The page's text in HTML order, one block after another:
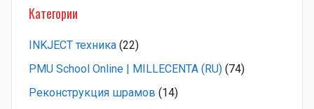
Категории
INKJECT техника (22)
PMU School Online | MILLECENTA (RU) (74)
Pеконструкция шрамов (14)